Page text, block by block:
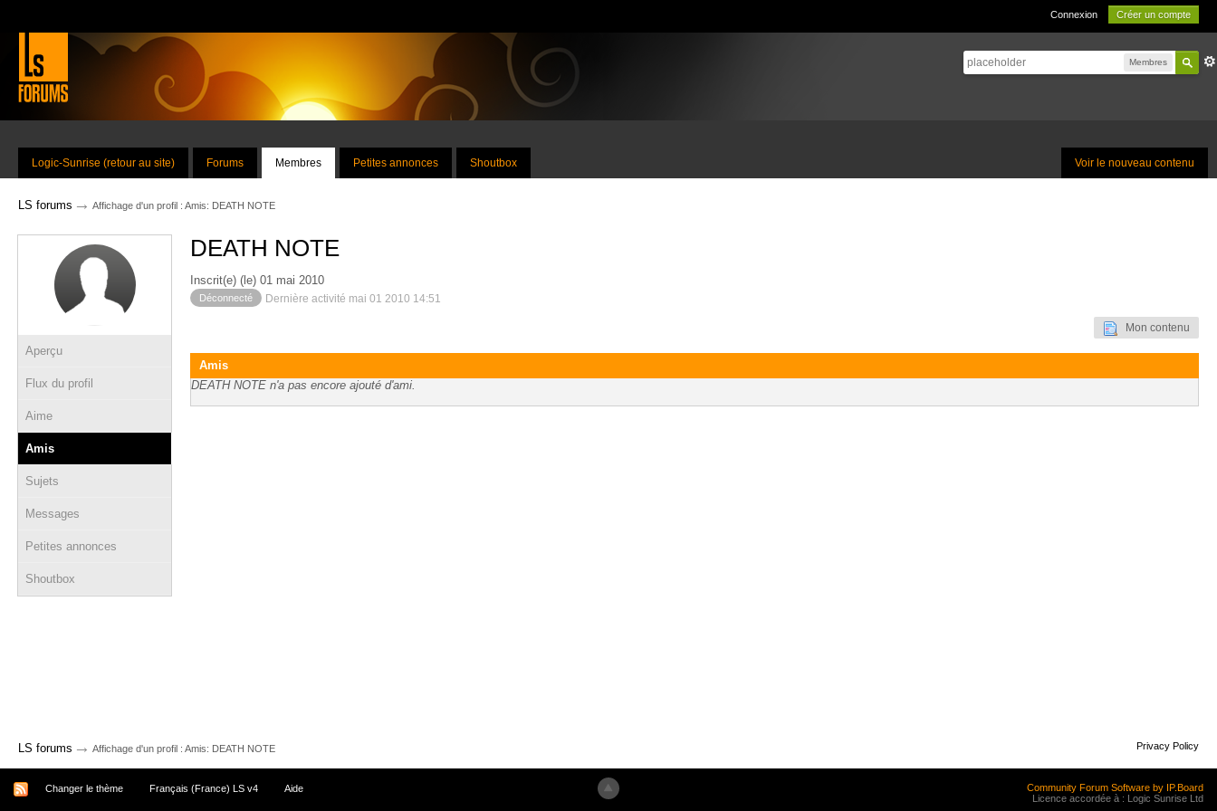
Connexion Créer un compte
Membres
Voir le nouveau contenu
Logic-Sunrise (retour au site) Forums Membres Petites annonces Shoutbox
LS forums → Affichage d'un profil : Amis: DEATH NOTE
Aperçu
Flux du profil
Aime
Amis
Sujets
Messages
Petites annonces
Shoutbox
DEATH NOTE
Inscrit(e) (le) 01 mai 2010
Déconnecté Dernière activité mai 01 2010 14:51
Mon contenu
Amis
DEATH NOTE n'a pas encore ajouté d'ami.
LS forums → Affichage d'un profil : Amis: DEATH NOTE Privacy Policy
Changer le thème Français (France) LS v4 Aide
Community Forum Software by IP.Board
Licence accordée à : Logic Sunrise Ltd